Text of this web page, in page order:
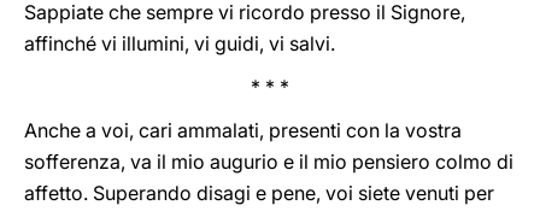
Sappiate che sempre vi ricordo presso il Signore,
affinché vi illumini, vi guidi, vi salvi.
* * *
Anche a voi, cari ammalati, presenti con la vostra
sofferenza, va il mio augurio e il mio pensiero colmo di
affetto. Superando disagi e pene, voi siete venuti per